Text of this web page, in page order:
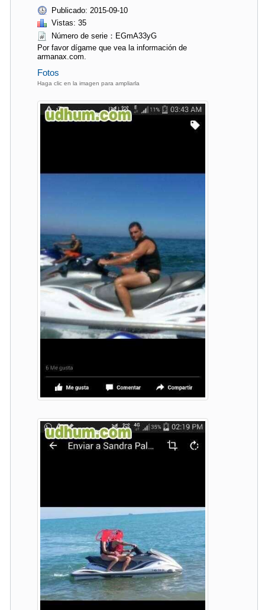
Publicado: 2015-09-10
Vistas: 35
Número de serie：EGmA33yG
Por favor dígame que vea la información de
armanax.com.
Fotos
Haga clic en la imagen para ampliarla